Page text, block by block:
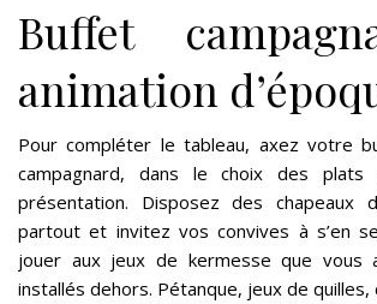
Buffet
animation
Pour compléter le tableau, axez votre
campagnard, dans le choix des plats
présentation. Disposez des chapeaux
partout et invitez vos convives à s’en
jouer aux jeux de kermesse que vous
installés dehors. Pétanque, jeux de